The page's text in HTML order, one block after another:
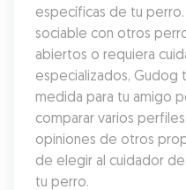
específicas de tu
sociable con otros
abiertos o requiera
especializados, Gudog
medida para tu amigo
comparar varios
opiniones de otros
de elegir al cuidador
tu perro.